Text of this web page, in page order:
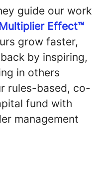
guide our work
Effect™
grow faster,
by inspiring,
in others
rules-based, co-
fund with
management